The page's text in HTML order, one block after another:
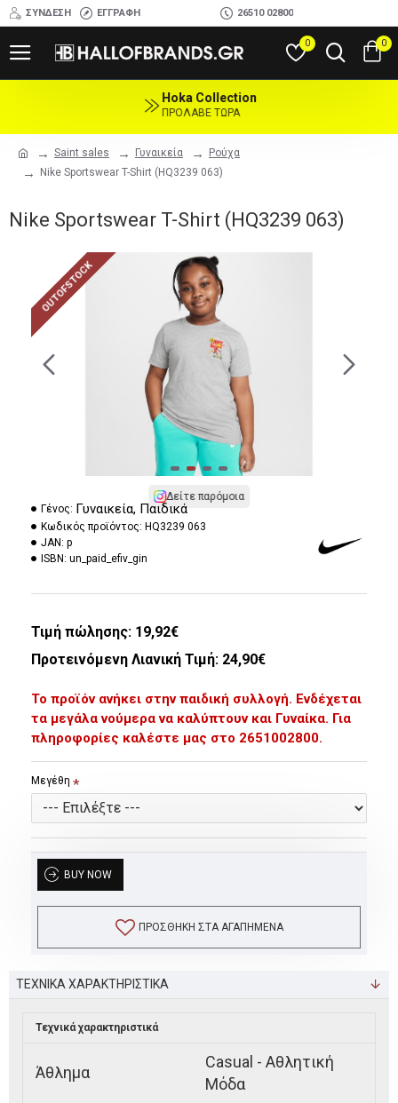
ΣΎΝΔΕΣΗ ΕΓΓΡΑΦΉ 26510 02800
0 0
Saint sales Γυναικεία
Ρούχα
Nike Sportswear T-Shirt (HQ3239 063)
Hoka Collection
ΠΡΟΛΑΒΕ ΤΩΡΑ
Nike Sportswear T-Shirt (HQ3239 063)
OUTOFSTOCK
Δείτε παρόμοια
Γένος: Γυναικεία, Παιδικά
Κωδικός προϊόντος: HQ3239 063
JAN: p
ISBN: un_paid_efiv_gin
Τιμή πώλησης: 19,92€
Προτεινόμενη Λιανική Τιμή: 24,90€
Το προϊόν ανήκει στην παιδική συλλογή. Ενδέχεται
τα μεγάλα νούμερα να καλύπτουν και Γυναίκα. Για
πληροφορίες καλέστε μας στο 2651002800.
Μεγέθη
BUY NOW
ΠΡΟΣΘΉΚΗ ΣΤΑ ΑΓΑΠΗΜΈΝΑ
ΤΕΧΝΙΚΑ ΧΑΡΑΚΤΗΡΙΣΤΙΚΑ
Τεχνικά χαρακτηριστικά
Άθλημα
Casual - Αθλητική
Μόδα